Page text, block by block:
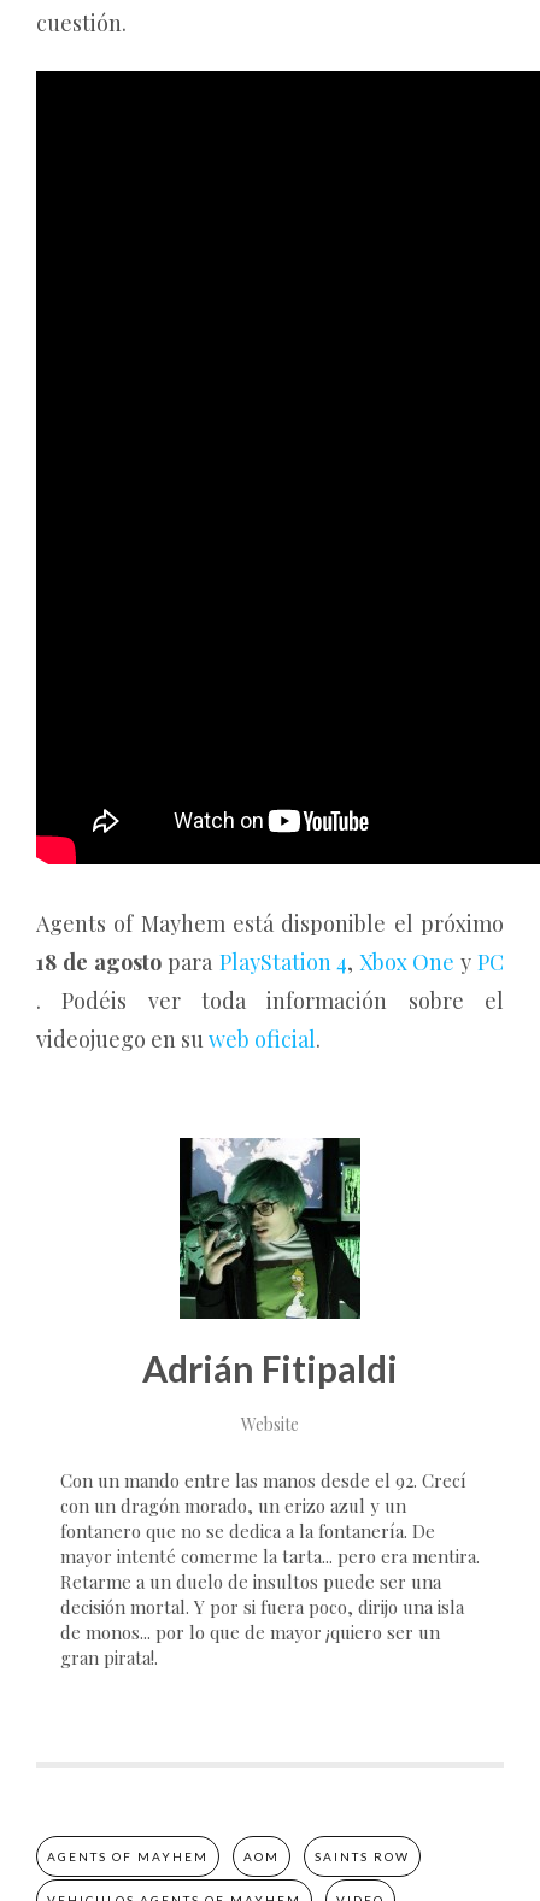
cuestión.
Agents of Mayhem está disponible el próximo
18 de agostopara PlayStation 4, Xbox One yPC
. Podéis ver toda información sobre el
videojuego en suweb oficial.
Adrián Fitipaldi
Website
Con un mando entre las manos desde el 92. Crecí
con un dragón morado, un erizo azul y un
fontanero que no se dedica a la fontanería. De
mayor intenté comerme la tarta... pero era mentira.
Retarme a un duelo de insultos puede ser una
decisión mortal. Y por si fuera poco, dirijo una isla
de monos... por lo que de mayor ¡quiero ser un
gran pirata!.
AGENTS OF MAYHEM AOM SAINTS ROW